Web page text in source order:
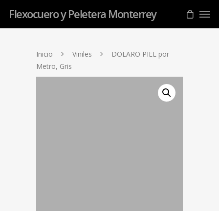
Flexocuero y Peletera Monterrey
Inicio Viniles
DOLARO PIEL por
Metro, Gris